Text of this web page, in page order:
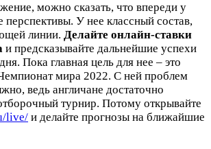
можно сказать, что впереди у
У нее классный состав,
линии. Делайте онлайн-ставки
и предсказывайте дальнейшие успехи
Пока главная цель для нее – это
мира 2022. С ней проблем
ведь англичане достаточно
турнир. Потому открывайте
live/ и делайте прогнозы на ближайшие